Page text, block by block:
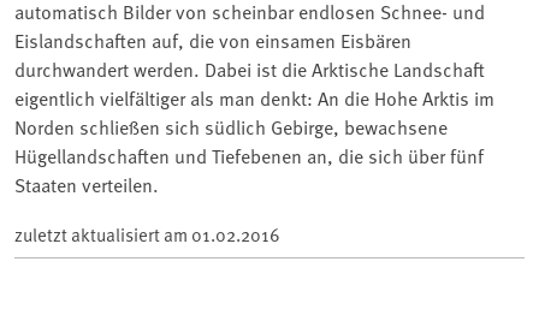
automatisch Bilder von scheinbar endlosen Schnee- und
Eislandschaften auf, die von einsamen Eisbären
durchwandert werden. Dabei ist die Arktische Landschaft
eigentlich vielfältiger als man denkt: An die Hohe Arktis im
Norden schließen sich südlich Gebirge, bewachsene
Hügellandschaften und Tiefebenen an, die sich über fünf
Staaten verteilen.
zuletzt aktualisiert am 01.02.2016